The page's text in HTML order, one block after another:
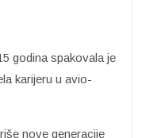
godina spakovala je
karijeru u avio-
nove generacije